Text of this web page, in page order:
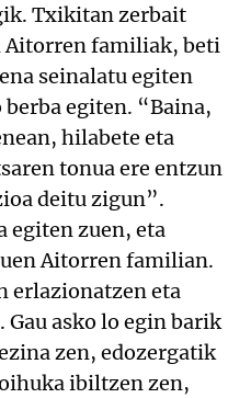
Txikitan zerbait
Aitorren familiak, beti
seinalatu egiten
egiten. “Baina,
hilabete eta
tonua ere entzun
deitu zigun”.
egiten zuen, eta
Aitorren familian.
erlazionatzen eta
asko lo egin barik
zen, edozergatik
ibiltzen zen,